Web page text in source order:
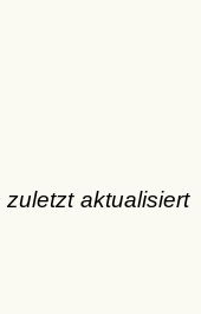
zuletzt aktualisiert